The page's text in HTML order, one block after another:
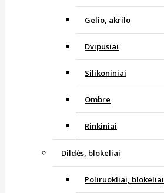
Gelio, akrilo
Dvipusiai
Silikoniniai
Ombre
Rinkiniai
Dildės, blokeliai
Poliruokliai, blokeliai